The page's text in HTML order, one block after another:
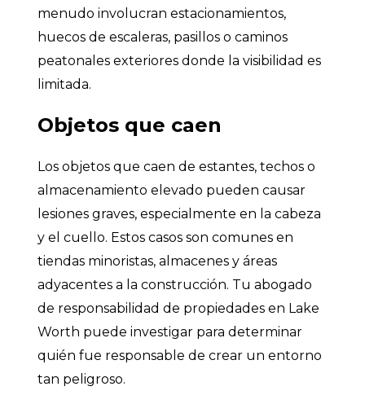
menudo involucran estacionamientos,
huecos de escaleras, pasillos o caminos
peatonales exteriores donde la visibilidad es
limitada.
Objetos que caen
Los objetos que caen de estantes, techos o
almacenamiento elevado pueden causar
lesiones graves, especialmente en la cabeza
y el cuello. Estos casos son comunes en
tiendas minoristas, almacenes y áreas
adyacentes a la construcción. Tu abogado
de responsabilidad de propiedades en Lake
Worth puede investigar para determinar
quién fue responsable de crear un entorno
tan peligroso.